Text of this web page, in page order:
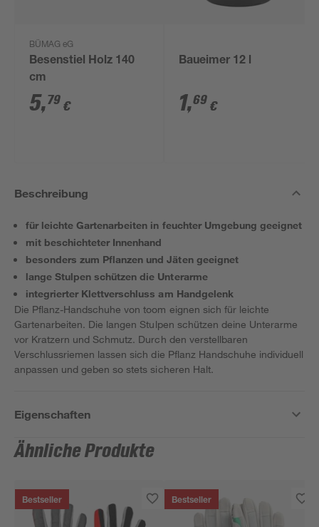
BÜMAG eG
Besenstiel Holz 140
cm
5,79 €
Baueimer 12 l
1,69 €
Beschreibung
für leichte Gartenarbeiten in feuchter Umgebung geeignet
mit beschichteter Innenhand
besonders zum Pflanzen und Jäten geeignet
lange Stulpen schützen die Unterarme
integrierter Klettverschluss am Handgelenk
Die Pflanz-Handschuhe von toom eignen sich für leichte
Gartenarbeiten. Die langen Stulpen schützen deine Unterarme
vor Kratzern und Schmutz. Durch den verstellbaren
Verschlussriemen lassen sich die Pflanz Handschuhe individuell
anpassen und geben so stets sicheren Halt.
Eigenschaften
Ähnliche Produkte
Bestseller Bestseller